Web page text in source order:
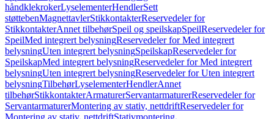
håndklekrokerLyselementerHendlerSett
støttebenMagnettavlerStikkontakterReservedeler for
StikkontakterAnnet tilbehørSpeil og speilskapSpeilReservedeler for
SpeilMed integrert belysningReservedeler for Med integrert
belysningUten integrert belysningSpeilskapReservedeler for
SpeilskapMed integrert belysningReservedeler for Med integrert
belysningUten integrert belysningReservedeler for Uten integrert
belysningTilbehørLyselementerHendlerAnnet
tilbehørStikkontakterArmaturerServantarmaturerReservedeler for
ServantarmaturerMontering av stativ, nettdriftReservedeler for
Montering av stativ, nettdriftStativmontering,